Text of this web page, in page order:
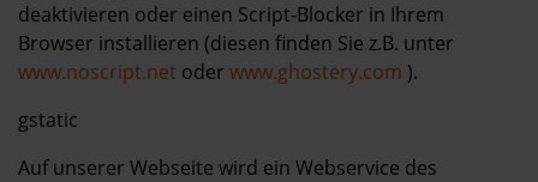
deaktivieren oder einen Script-Blocker in Ihrem
Browser installieren (diesen finden Sie z.B. unter
www.noscript.net oder www.ghostery.com ).
gstatic
Auf unserer Webseite wird ein Webservice des